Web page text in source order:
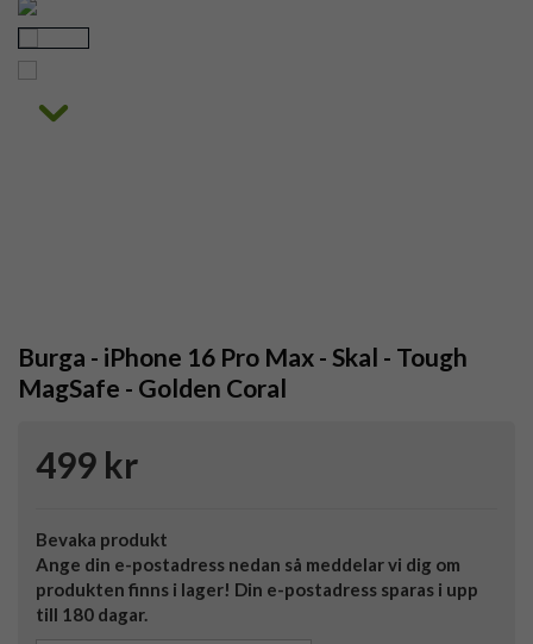
Burga - iPhone 16 Pro Max - Skal - Tough
MagSafe - Golden Coral
499 kr
Bevaka produkt
Ange din e-postadress nedan så meddelar vi dig om
produkten finns i lager! Din e-postadress sparas i upp
till 180 dagar.